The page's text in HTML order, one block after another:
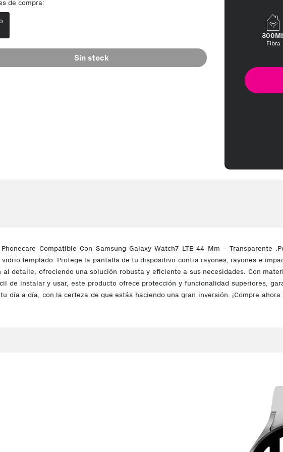
de compra:
Sin stock
Fibra
Compatible Con Samsung Galaxy Watch7 LTE 44 Mm - Transparente
templado. Protege la pantalla de tu dispositivo contra rayones, rayones e
detalle, ofreciendo una solución robusta y eficiente a sus necesidades. Con
de instalar y usar, este producto ofrece protección y funcionalidad superiores,
día a día, con la certeza de que estás haciendo una gran inversión. ¡Compre